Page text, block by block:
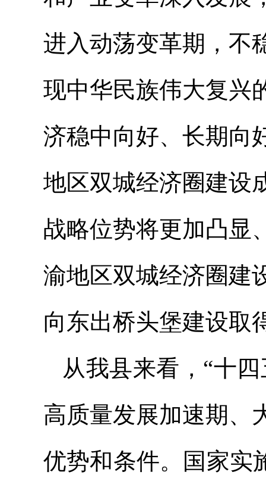
进入动荡变革期，不
现中华民族伟大复兴
济稳中向好、长期向
地区双城经济圈建设
战略位势将更加凸显
渝地区双城经济圈建
向东出桥头堡建设取
从我县来看，“十
高质量发展加速期、
优势和条件。国家实